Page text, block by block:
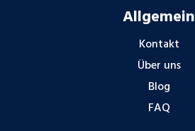
Allgemein
Kontakt
Über uns
Blog
FAQ